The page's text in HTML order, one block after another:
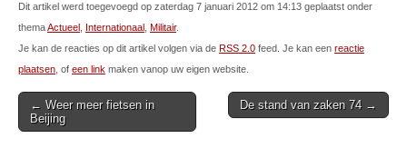
Dit artikel werd toegevoegd op zaterdag 7 januari 2012 om 14:13 geplaatst onder
themaActueel Internationaal Militair.
Je kan de reacties op dit artikel volgen via de RSS 2.0 feed. Je kan een reactie
plaatsen , of een link maken vanop uw eigen website.
Post
navigation
← Weer meer fietsen in
Beijing
De stand van zaken 74 →